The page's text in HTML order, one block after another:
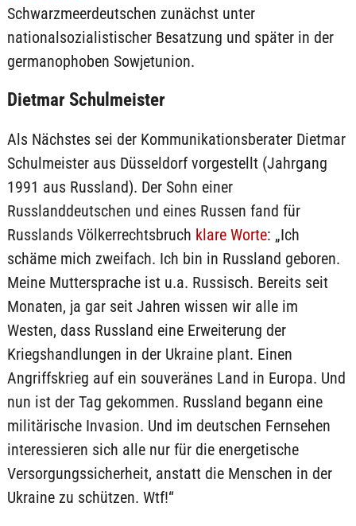
Schwarzmeerdeutschen zunächst unter
nationalsozialistischer Besatzung und später in der
germanophoben Sowjetunion.
Dietmar Schulmeister
Als Nächstes sei der Kommunikationsberater Dietmar
Schulmeister aus Düsseldorf vorgestellt (Jahrgang
1991 aus Russland). Der Sohn einer
Russlanddeutschen und eines Russen fand für
Russlands Völkerrechtsbruch klare Worte: „Ich
schäme mich zweifach. Ich bin in Russland geboren.
Meine Muttersprache ist u.a. Russisch. Bereits seit
Monaten, ja gar seit Jahren wissen wir alle im
Westen, dass Russland eine Erweiterung der
Kriegshandlungen in der Ukraine plant. Einen
Angriffskrieg auf ein souveränes Land in Europa. Und
nun ist der Tag gekommen. Russland begann eine
militärische Invasion. Und im deutschen Fernsehen
interessieren sich alle nur für die energetische
Versorgungssicherheit, anstatt die Menschen in der
Ukraine zu schützen. Wtf!“